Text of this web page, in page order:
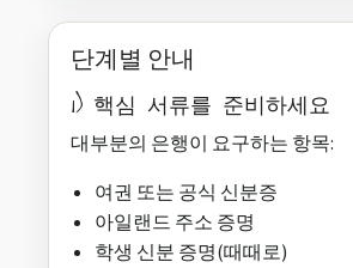
단계별 안내
1) 핵심 서류를 준비하세요
대부분의 은행이 요구하는 항목:
여권 또는 공식 신분증
아일랜드 주소 증명
학생 신분 증명(때때로)